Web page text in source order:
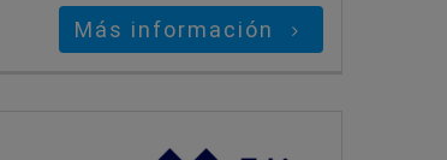
Más información